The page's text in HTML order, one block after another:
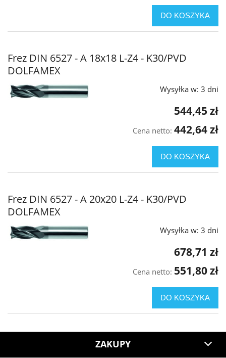
DO KOSZYKA
Frez DIN 6527 - A 18x18 L-Z4 - K30/PVD
DOLFAMEX
Wysyłka w: 3 dni
544,45 zł
Cena netto: 442,64 zł
DO KOSZYKA
Frez DIN 6527 - A 20x20 L-Z4 - K30/PVD
DOLFAMEX
Wysyłka w: 3 dni
678,71 zł
Cena netto: 551,80 zł
DO KOSZYKA
ZAKUPY